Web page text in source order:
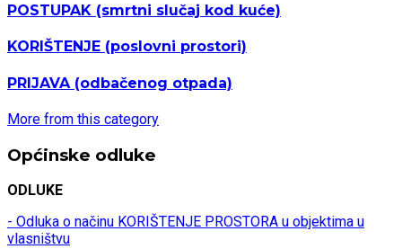
POSTUPAK (smrtni slučaj kod kuće)
KORIŠTENJE (poslovni prostori)
PRIJAVA (odbačenog otpada)
More from this category
Općinske odluke
ODLUKE
- Odluka o načinu KORIŠTENJE PROSTORA u objektima u
vlasništvu